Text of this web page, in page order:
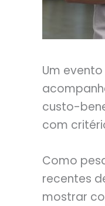
Um
custo-
com
Como
recentes
mostrar